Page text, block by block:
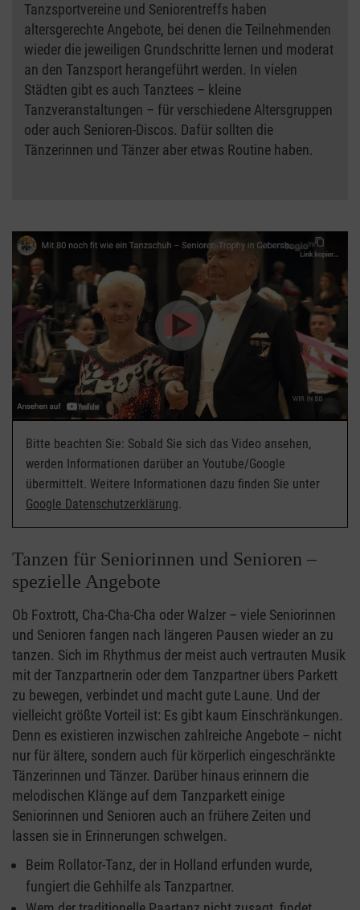
Tanzsportvereine und Seniorentreffs haben
altersgerechte Angebote, bei denen die Teilnehmenden
wieder die jeweiligen Grundschritte lernen und moderat
an den Tanzsport herangeführt werden. In vielen
Städten gibt es auch Tanztees – kleine
Tanzveranstaltungen – für verschiedene Altersgruppen
oder auch Senioren-Discos. Dafür sollten die
Tänzerinnen und Tänzer aber etwas Routine haben.
Bitte beachten Sie: Sobald Sie sich das Video ansehen,
werden Informationen darüber an Youtube/Google
übermittelt. Weitere Informationen dazu finden Sie unter
Google Datenschutzerklärung.
Tanzen für Seniorinnen und Senioren –
spezielle Angebote
Ob Foxtrott, Cha-Cha-Cha oder Walzer – viele Seniorinnen
und Senioren fangen nach längeren Pausen wieder an zu
tanzen. Sich im Rhythmus der meist auch vertrauten Musik
mit der Tanzpartnerin oder dem Tanzpartner übers Parkett
zu bewegen, verbindet und macht gute Laune. Und der
vielleicht größte Vorteil ist: Es gibt kaum Einschränkungen.
Denn es existieren inzwischen zahlreiche Angebote – nicht
nur für ältere, sondern auch für körperlich eingeschränkte
Tänzerinnen und Tänzer. Darüber hinaus erinnern die
melodischen Klänge auf dem Tanzparkett einige
Seniorinnen und Senioren auch an frühere Zeiten und
lassen sie in Erinnerungen schwelgen.
Beim Rollator-Tanz, der in Holland erfunden wurde,
fungiert die Gehhilfe als Tanzpartner.